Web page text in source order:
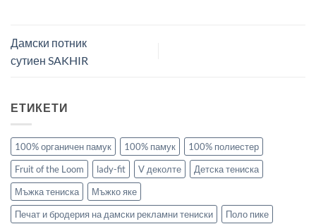
Дамски потник
сутиен SAKHIR
ЕТИКЕТИ
100% органичен памук 100% памук
100% полиестер
Fruit of the Loom
lady-fit V деколте
Детска тениска
Мъжка тениска
Мъжко яке
Печат и бродерия на дамски рекламни тениски
Поло пике